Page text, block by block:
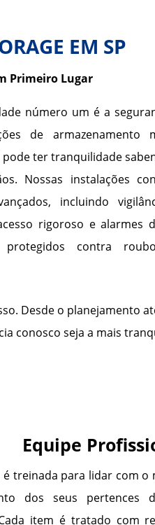
EM SP
Primeiro Lugar
número um é a
de armazenamento
pode ter tranquilidade
Nossas instalações
incluindo
rigoroso e alarmes
protegidos contra
Desde o planejamento
conosco seja a mais
Equipe
é treinada para lidar com o
dos seus pertences
item é tratado com